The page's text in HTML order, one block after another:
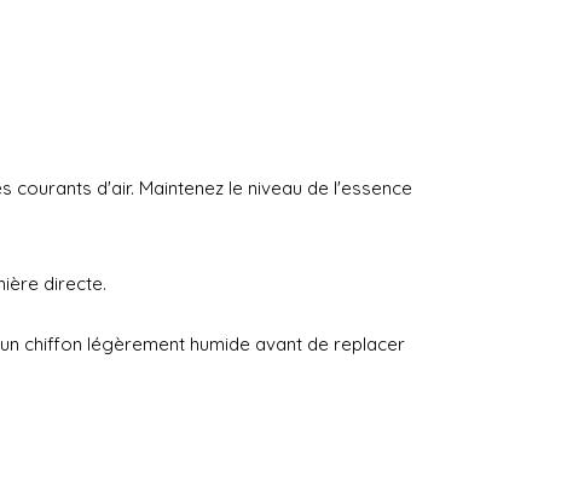
d'air. Maintenez le niveau de l'essence
directe.
chiffon légèrement humide avant de replacer